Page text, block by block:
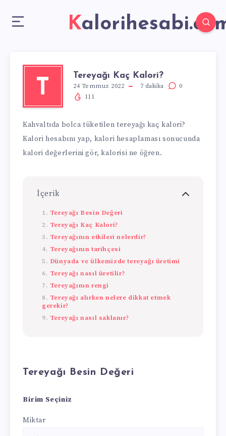
T
Tereyağı Kaç Kalori?
24 Temmuz 2022 7 dakika
0
111
Kahvaltıda bolca tüketilen tereyağı kaç kalori?
Kalori hesabını yap, kalori hesaplaması sonucunda
kalori değerlerini gör, kalorisi ne öğren.
İçerik
Tereyağı Besin Değeri
Tereyağı Kaç Kalori?
Tereyağının etkileri nelerdir?
Tereyağının tarihçesi
Dünyada ve ülkemizde tereyağı üretimi
Tereyağı nasıl üretilir?
Tereyağının rengi
Tereyağı alırken nelere dikkat etmek
gerekir?
Tereyağı nasıl saklanır?
Tereyağı Besin Değeri
Birim Seçiniz
Miktar